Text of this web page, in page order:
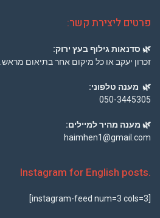
פרטים ליצירת קשר:
🌿 סדנאות גילוף בעץ ירוק:
זכרון יעקב או כל מיקום אחר בתיאום מראש.
🌿 מענה טלפוני:
050-3445305
🌿 מענה מהיר למיילים:
haimhen1@gmail.com
.Instagram for English posts